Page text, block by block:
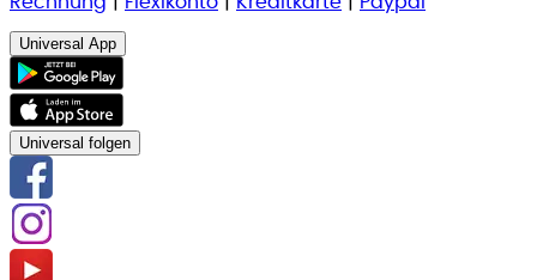
Universal App
Universal folgen